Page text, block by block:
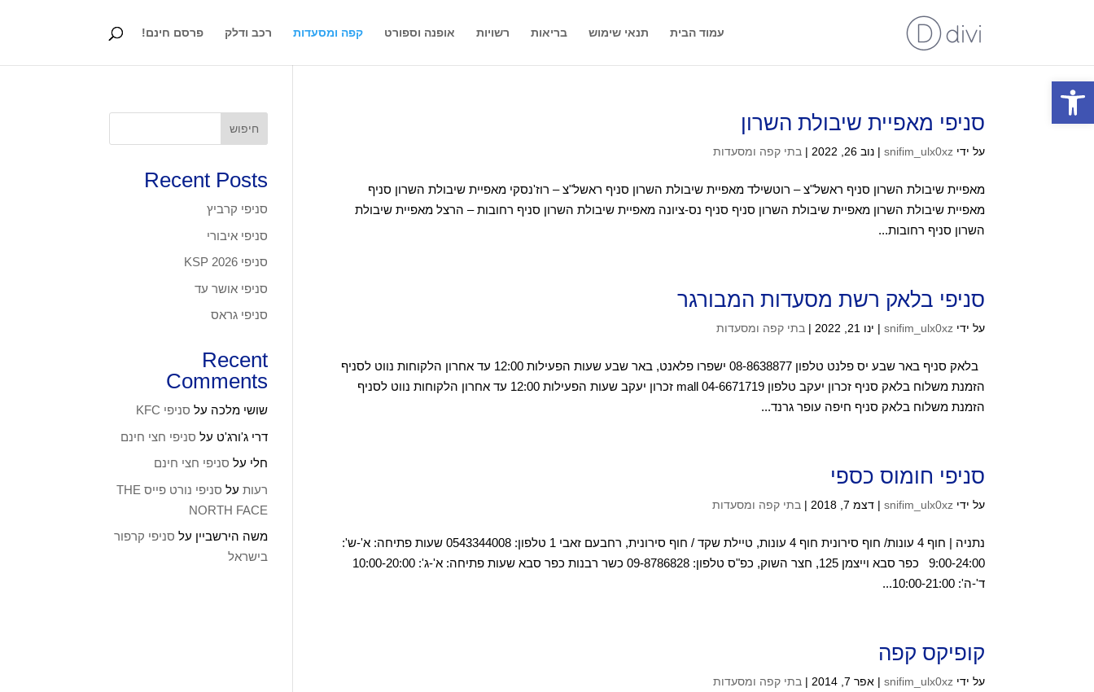
עמוד הבית תנאי שימוש בריאות רשויות אופנה וספורט קפה ומסעדות רכב ודלק פרסם חינם!
סניפי מאפיית שיבולת השרון
על ידיsnifim_ulx0xz
|נוב 26, 2022 | בתי קפה ומסעדות
מאפיית שיבולת השרון סניף ראשל"צ – רוטשילד מאפיית שיבולת השרון סניף ראשל"צ – רוז'נסקי מאפיית שיבולת השרון סניף
מאפיית שיבולת השרון מאפיית שיבולת השרון סניף סניף נס-ציונה מאפיית שיבולת השרון סניף רחובות – הרצל מאפיית שיבולת
השרון סניף רחובות...
סניפי בלאק רשת מסעדות המבורגר
על ידיsnifim_ulx0xz
| ינו 21, 2022 | בתי קפה ומסעדות
בלאק סניף באר שבע יס פלנט טלפון 08-8638877 ישפרו פלאנט, באר שבע שעות הפעילות 12:00 עד אחרון הלקוחות נווט לסניף
הזמנת משלוח בלאק סניף זכרון יעקב טלפון 04-6671719 mall זכרון יעקב שעות הפעילות 12:00 עד אחרון הלקוחות נווט לסניף
הזמנת משלוח בלאק סניף חיפה עופר גרנד...
סניפי חומוס כספי
על ידיsnifim_ulx0xz
|דצמ 7, 2018 | בתי קפה ומסעדות
נתניה | חוף 4 עונות/ חוף סירונית חוף 4 עונות, טיילת שקד / חוף סירונית, רחבעם זאבי 1 טלפון: 0543344008 שעות פתיחה: א'-ש':
9:00-24:00 כפר סבא וייצמן 125, חצר השוק, כפ"ס טלפון: 09-8786828 כשר רבנות כפר סבא שעות פתיחה: א'-ג': 10:00-20:00
ד'-ה': 10:00-21:00...
קופיקס קפה
על ידיsnifim_ulx0xz
|אפר 7, 2014 | בתי קפה ומסעדות
חיפוש
Recent Posts
סניפי קרביץ
סניפי איבורי
סניפי KSP 2026
סניפי אושר עד
סניפי גראס
Recent
Comments
שושי מלכה על סניפי KFC
דרי ג'ורג'ט על סניפי חצי חינם
חלי על סניפי חצי חינם
רעות על
סניפי נורט פייס THE
NORTH FACE
משה הירשביין על סניפי קרפור
בישראל
פתח סרגל נגישות